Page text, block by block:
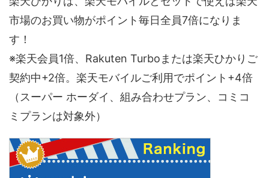
市場のお買い物がポイント毎日全員7倍になりま
す！
※楽天会員1倍、Rakuten Turboまたは楽天ひかりご
契約中+2倍。楽天モバイルご利用でポイント+4倍
（スーパー ホーダイ、組み合わせプラン、コミコ
ミプランは対象外）